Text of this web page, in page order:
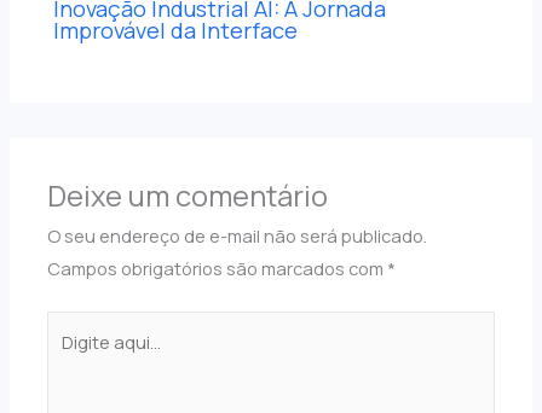
Inovação Industrial AI: A Jornada
Improvável da Interface
Deixe um comentário
O seu endereço de e-mail não será publicado.
Campos obrigatórios são marcados com *
aqui...